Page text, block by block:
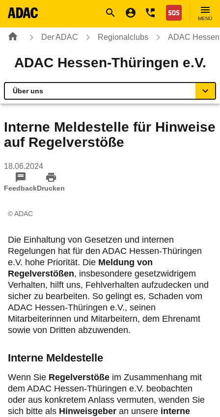
Nothilfe
MENÜ
Der ADAC Regionalclubs ADAC
ADAC Hessen-Thüringen e.V.
Über uns
ADAC vor Ort
Reisen & Freizeit
Motorsport & Ortsclubs
Über uns
Interne Meldestelle für Hinweise
auf Regelverstöße
18.06.2024
FeedbackDrucken
© ADAC
Die Einhaltung von Gesetzen und internen
Regelungen hat für den ADAC Hessen-Thüringen
e.V. hohe Priorität. Die Meldung von
Regelverstößen, insbesondere gesetzwidrigem
Verhalten, hilft uns, Fehlverhalten aufzudecken und
sicher zu bearbeiten. So gelingt es, Schaden vom
ADAC Hessen-Thüringen e.V., seinen
Mitarbeiterinnen und Mitarbeitern, dem Ehrenamt
sowie von Dritten abzuwenden.
Interne Meldestelle
Wenn Sie Regelverstöße im Zusammenhang mit
dem ADAC Hessen-Thüringen e.V. beobachten
oder aus konkretem Anlass vermuten, wenden Sie
sich bitte als Hinweisgeber an unsere interne